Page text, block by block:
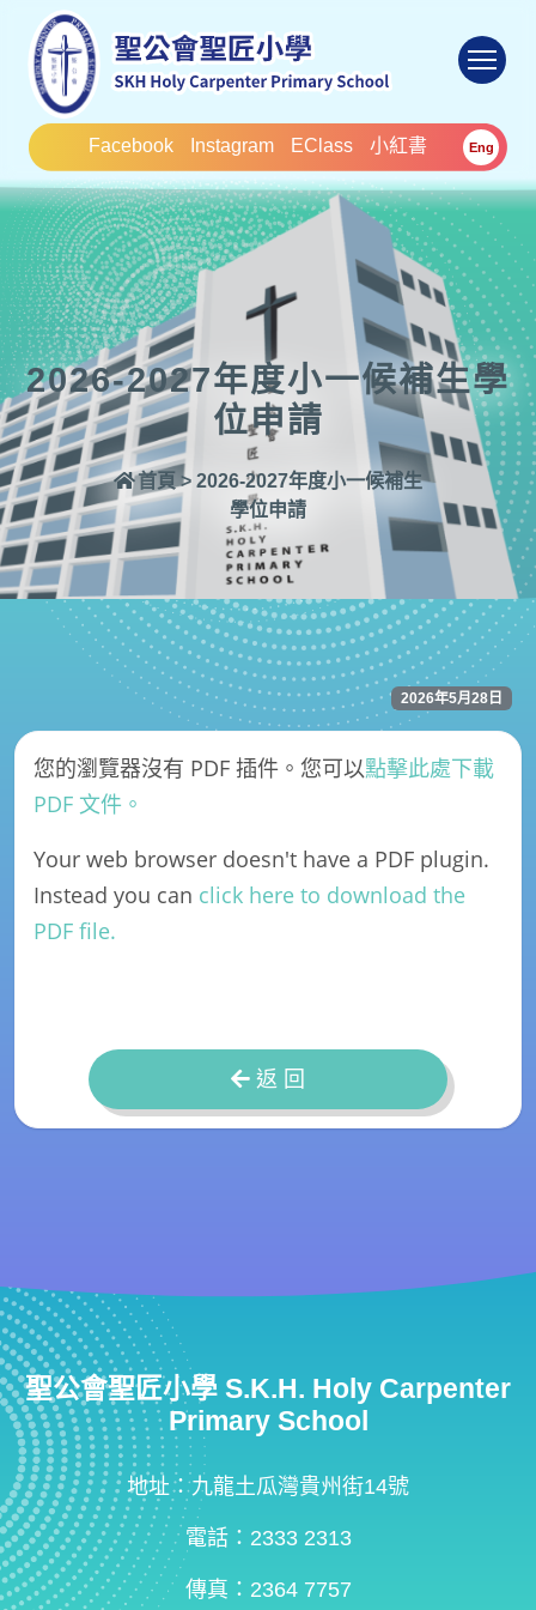
Facebook Instagram EClass 小紅書 Eng
2026-2027年度小一候補生學
位申請
首頁 > 2026-2027年度小一候補生
學位申請
2026年5月28日
您的瀏覽器沒有 PDF 插件。您可以點擊此處下載
PDF 文件。
Your web browser doesn't have a PDF plugin.
Instead you can click here to download the
PDF file.
返 回
聖公會聖匠小學 S.K.H. Holy Carpenter
Primary School
地址：九龍土瓜灣貴州街14號
電話：2333 2313
傳真：2364 7757